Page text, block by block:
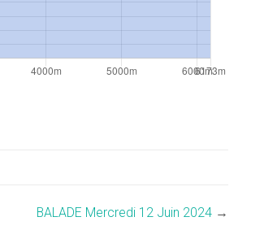
BALADE Mercredi 12 Juin 2024 →